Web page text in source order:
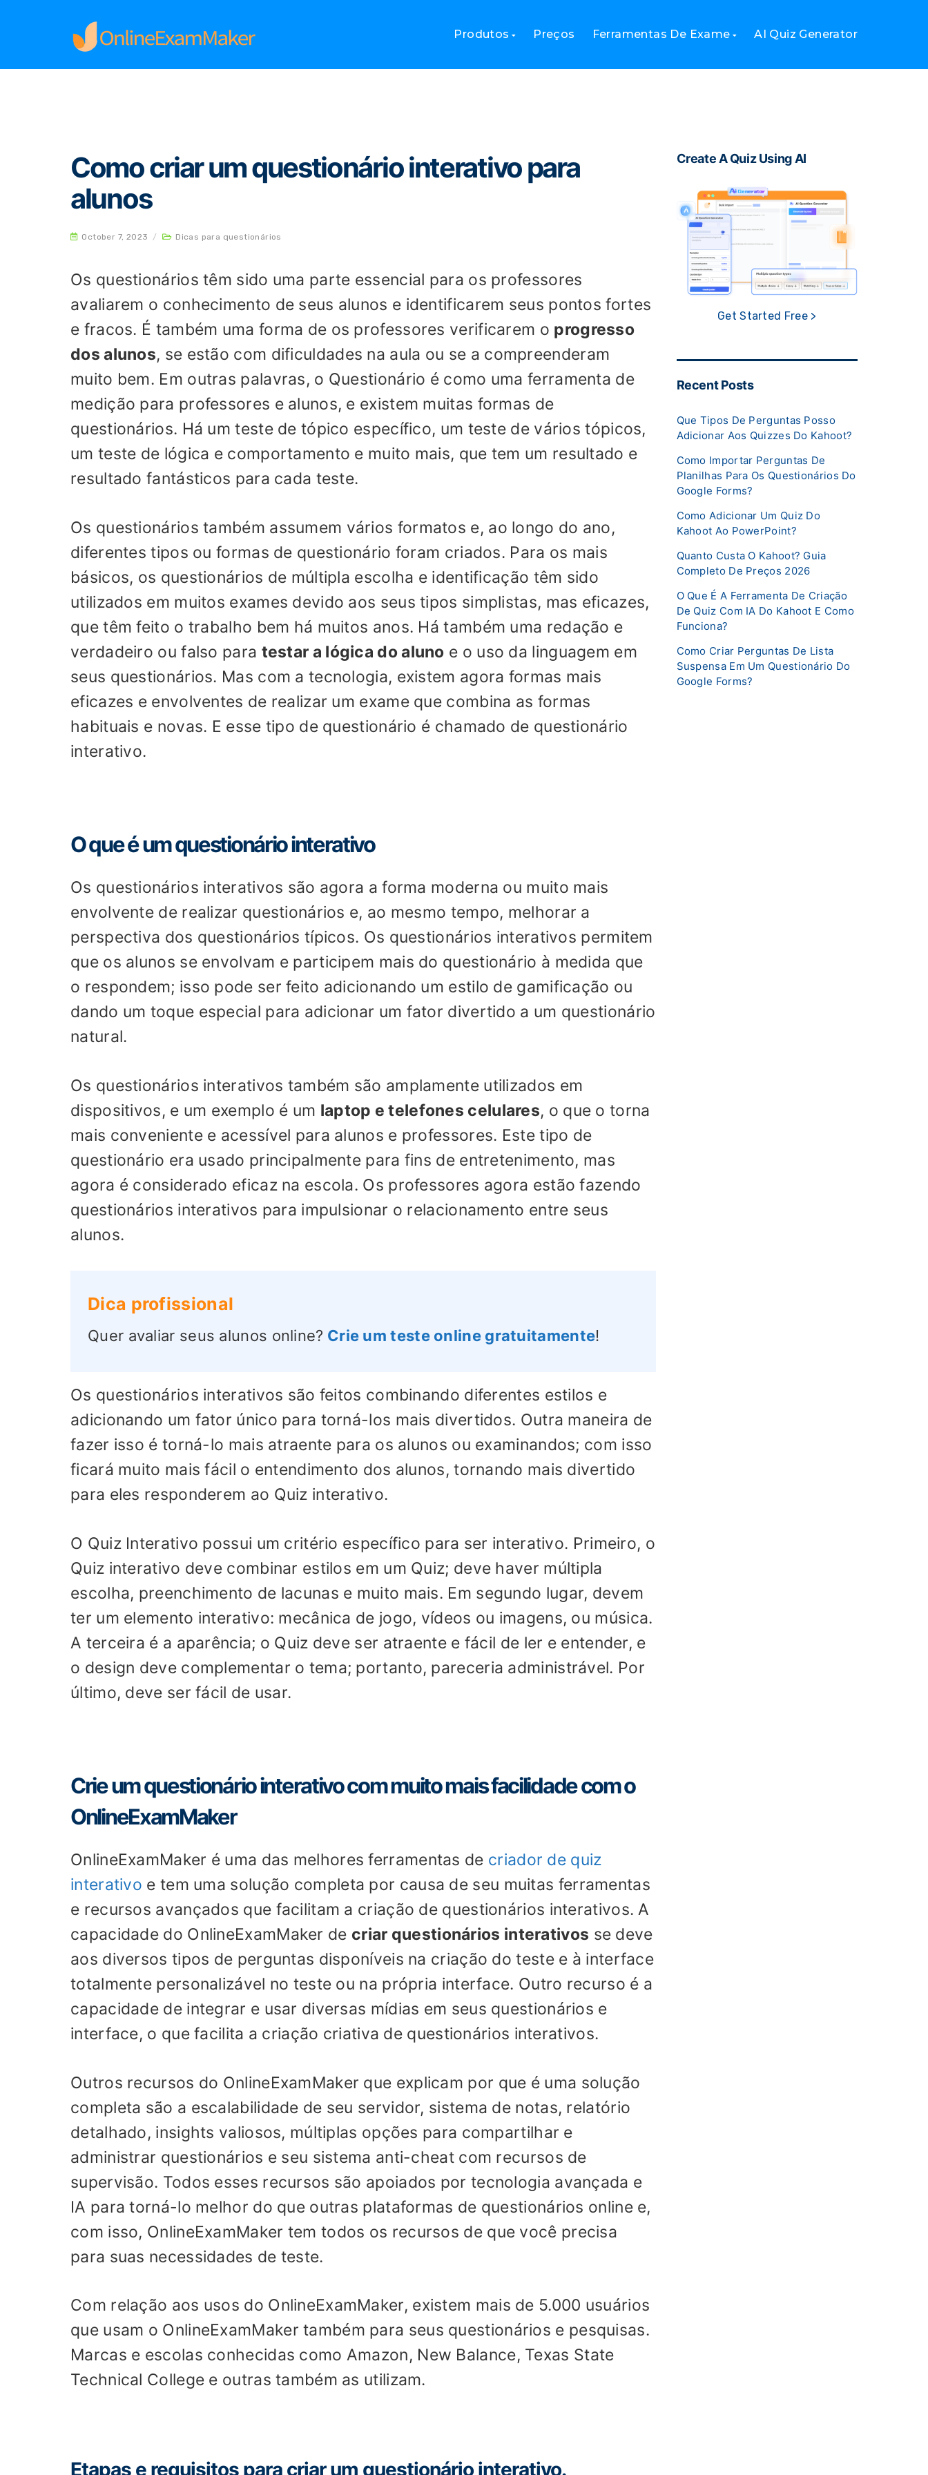
Produtos Preços Ferramentas De Exame AI Quiz Generator
Home
Como criar um questionário interativo para
alunos
October 7, 2023 / Dicas para questionários
Os questionários têm sido uma parte essencial para os professores
avaliarem o conhecimento de seus alunos e identificarem seus pontos fortes
e fracos. É também uma forma de os professores verificarem o progresso
dos alunos, se estão com dificuldades na aula ou se a compreenderam
muito bem. Em outras palavras, o Questionário é como uma ferramenta de
medição para professores e alunos, e existem muitas formas de
questionários. Há um teste de tópico específico, um teste de vários tópicos,
um teste de lógica e comportamento e muito mais, que tem um resultado e
resultado fantásticos para cada teste.
Os questionários também assumem vários formatos e, ao longo do ano,
diferentes tipos ou formas de questionário foram criados. Para os mais
básicos, os questionários de múltipla escolha e identificação têm sido
utilizados em muitos exames devido aos seus tipos simplistas, mas eficazes,
que têm feito o trabalho bem há muitos anos. Há também uma redação e
verdadeiro ou falso para testar a lógica do aluno e o uso da linguagem em
seus questionários. Mas com a tecnologia, existem agora formas mais
eficazes e envolventes de realizar um exame que combina as formas
habituais e novas. E esse tipo de questionário é chamado de questionário
interativo.
O que é um questionário interativo
Os questionários interativos são agora a forma moderna ou muito mais
envolvente de realizar questionários e, ao mesmo tempo, melhorar a
perspectiva dos questionários típicos. Os questionários interativos permitem
que os alunos se envolvam e participem mais do questionário à medida que
o respondem; isso pode ser feito adicionando um estilo de gamificação ou
dando um toque especial para adicionar um fator divertido a um questionário
natural.
Os questionários interativos também são amplamente utilizados em
dispositivos, e um exemplo é um laptop e telefones celulares, o que o torna
mais conveniente e acessível para alunos e professores. Este tipo de
questionário era usado principalmente para fins de entretenimento, mas
agora é considerado eficaz na escola. Os professores agora estão fazendo
questionários interativos para impulsionar o relacionamento entre seus
alunos.
Dica profissional
Quer avaliar seus alunos online? Crie um teste online gratuitamente!
Os questionários interativos são feitos combinando diferentes estilos e
adicionando um fator único para torná-los mais divertidos. Outra maneira de
fazer isso é torná-lo mais atraente para os alunos ou examinandos; com isso
ficará muito mais fácil o entendimento dos alunos, tornando mais divertido
para eles responderem ao Quiz interativo.
O Quiz Interativo possui um critério específico para ser interativo. Primeiro, o
Quiz interativo deve combinar estilos em um Quiz; deve haver múltipla
escolha, preenchimento de lacunas e muito mais. Em segundo lugar, devem
ter um elemento interativo: mecânica de jogo, vídeos ou imagens, ou música.
A terceira é a aparência; o Quiz deve ser atraente e fácil de ler e entender, e
o design deve complementar o tema; portanto, pareceria administrável. Por
último, deve ser fácil de usar.
Crie um questionário interativo com muito mais facilidade com o
OnlineExamMaker
OnlineExamMaker é uma das melhores ferramentas de criador de quiz
interativo e tem uma solução completa por causa de seu muitas ferramentas
e recursos avançados que facilitam a criação de questionários interativos. A
capacidade do OnlineExamMaker de criar questionários interativos se deve
aos diversos tipos de perguntas disponíveis na criação do teste e à interface
totalmente personalizável no teste ou na própria interface. Outro recurso é a
capacidade de integrar e usar diversas mídias em seus questionários e
interface, o que facilita a criação criativa de questionários interativos.
Outros recursos do OnlineExamMaker que explicam por que é uma solução
completa são a escalabilidade de seu servidor, sistema de notas, relatório
detalhado, insights valiosos, múltiplas opções para compartilhar e
administrar questionários e seu sistema anti-cheat com recursos de
supervisão. Todos esses recursos são apoiados por tecnologia avançada e
IA para torná-lo melhor do que outras plataformas de questionários online e,
com isso, OnlineExamMaker tem todos os recursos de que você precisa
para suas necessidades de teste.
Com relação aos usos do OnlineExamMaker, existem mais de 5.000 usuários
que usam o OnlineExamMaker também para seus questionários e pesquisas.
Marcas e escolas conhecidas como Amazon, New Balance, Texas State
Technical College e outras também as utilizam.
Etapas e requisitos para criar um questionário interativo.
Create A Quiz Using AI
Get Started Free >
Recent Posts
Que Tipos De Perguntas Posso
Adicionar Aos Quizzes Do Kahoot?
Como Importar Perguntas De
Planilhas Para Os Questionários Do
Google Forms?
Como Adicionar Um Quiz Do
Kahoot Ao PowerPoint?
Quanto Custa O Kahoot? Guia
Completo De Preços 2026
O Que É A Ferramenta De Criação
De Quiz Com IA Do Kahoot E Como
Funciona?
Como Criar Perguntas De Lista
Suspensa Em Um Questionário Do
Google Forms?